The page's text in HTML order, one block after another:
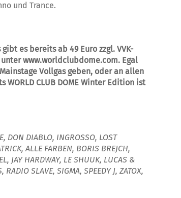
und Trance.
es bereits ab 49 Euro zzgl. VVK-
unter www.worldclubdome.com. Egal
Vollgas geben, oder an allen
CLUB DOME Winter Edition ist
DON DIABLO, INGROSSO, LOST
ALLE FARBEN, BORIS BREJCH,
JAY HARDWAY, LE SHUUK, LUCAS &
RADIO SLAVE, SIGMA, SPEEDY J, ZATOX,